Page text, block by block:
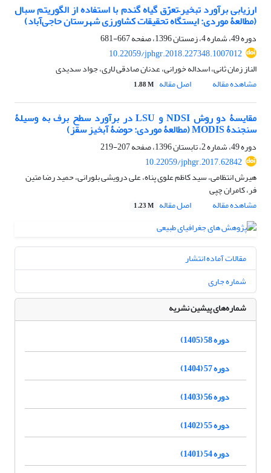
ارزیابی برآورد تبخیر–‌تعرّق گیاه گندم با استفاده از الگوریتم سبال
(مطالعۀ موردی: ایستگاه تحقیقات کشاورزی شهرستان حاجی‌آباد)
دوره 49، شماره 4، زمستان 1396، صفحه
667-681
10.22059/jphgr.2018.227348.1007012
الناز زمان ثانی، اسداله خورانی، عدنان صادقی لاری، جواد سدیدی
مشاهده مقاله
اصل مقاله 1.88 M
مقایسۀ دو روش NDSI و LSU در برآورد سطح برف به وسیلۀ
سنجندۀ MODIS (مطالعۀ موردی: حوضۀ آبخیز سقز)
دوره 49، شماره 2، تابستان 1396، صفحه
207-219
10.22059/jphgr.2017.62842
هیرش انتظامی، سید کاظم علوی پناه، علی درویشی بلورانی، حمید رضا متین
فر، کامران چپی
مشاهده مقاله
اصل مقاله 1.23 M
مقالات آماده انتشار
شماره جاری
شماره‌های پیشین نشریه
دوره 58 (1405)
دوره 57 (1404)
دوره 56 (1403)
دوره 55 (1402)
دوره 54 (1401)